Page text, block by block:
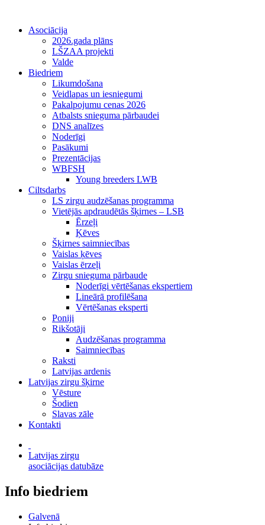
Asociācija
2026.gada plāns
LŠZAA projekti
Valde
Biedriem
Likumdošana
Veidlapas un iesniegumi
Pakalpojumu cenas 2026
Atbalsts snieguma pārbaudei
DNS analīzes
Noderīgi
Pasākumi
Prezentācijas
WBFSH
Young breeders LWB
Ciltsdarbs
LS zirgu audzēšanas programma
Vietējās apdraudētās šķirnes – LSB
Ērzeļi
Ķēves
Šķirnes saimniecības
Vaislas ķēves
Vaislas ērzeļi
Zirgu snieguma pārbaude
Noderīgi vērtēšanas ekspertiem
Lineārā profilēšana
Vērtēšanas eksperti
Poniji
Rikšotāji
Audzēšanas programma
Saimniecības
Raksti
Latvijas ardenis
Latvijas zirgu šķirne
Vēsture
Šodien
Slavas zāle
Kontakti
Latvijas zirgu
asociācijas datubāze
Info biedriem
Galvenā